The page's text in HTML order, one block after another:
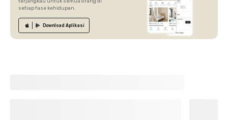
setiap fase kehidupan.
Download Aplikasi